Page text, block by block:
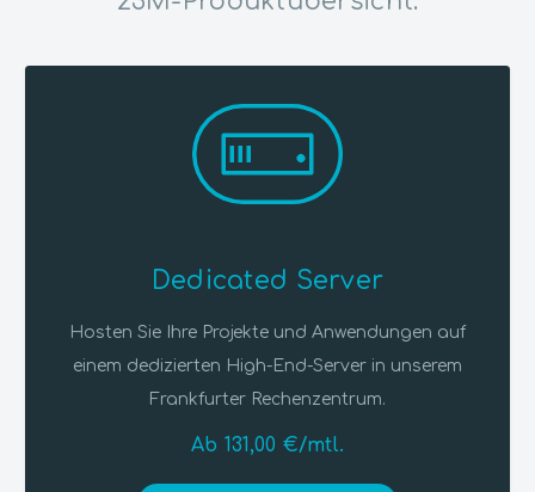
Dedicated Server
Hosten Sie Ihre Projekte und Anwendungen auf
einem dedizierten High-End-Server in unserem
Frankfurter Rechenzentrum.
Ab 131,00 €/mtl.